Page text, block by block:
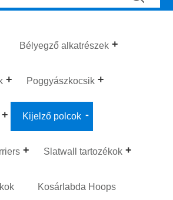
Bélyegző alkatrészek
Poggyászkocsik
Kijelző polcok
Slatwall tartozékok
Kosárlabda Hoops